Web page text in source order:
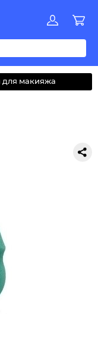
ВДЗИМОКЛНПРСТУФ
для макияжа